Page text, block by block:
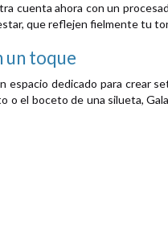
cuenta ahora con un
que reflejen fielmente tu
un toque
espacio dedicado para crear
o el boceto de una silueta,